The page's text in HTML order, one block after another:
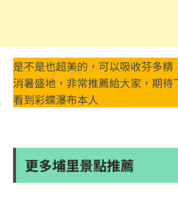
是不是也超美的，可以吸收芬多精
消暑盛地，非常推薦給大家，期待
看到彩蝶瀑布本人
更多埔里景點推薦